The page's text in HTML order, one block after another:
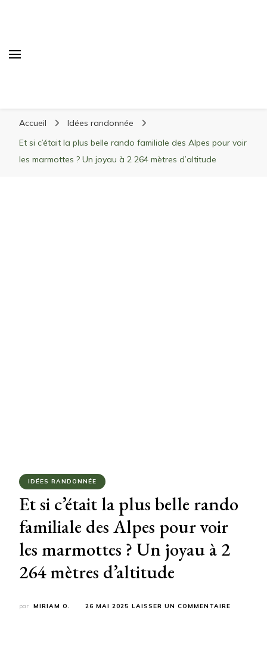
matériel, stations de ski
Accueil
Idées randonnée
Et si c’était la plus belle rando familiale des Alpes pour voir
les marmottes ? Un joyau à 2 264 mètres d’altitude
IDÉES RANDONNÉE
Et si c’était la plus belle rando
familiale des Alpes pour voir
les marmottes ? Un joyau à 2
264 mètres d’altitude
par MIRIAM O. 26 MAI 2025 LAISSER UN COMMENTAIRE